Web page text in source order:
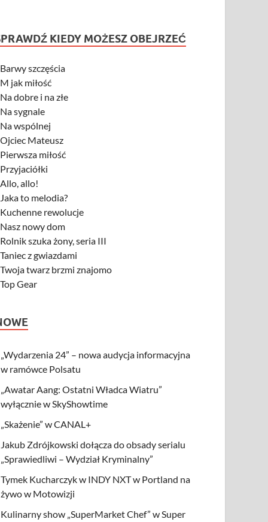
KIEDY MOŻESZ OBEJRZEĆ
Barwy szczęścia
M jak miłość
Na dobre i na złe
Na sygnale
Na wspólnej
Ojciec Mateusz
Pierwsza miłość
Przyjaciółki
Allo, allo!
Jaka to melodia?
Kuchenne rewolucje
Nasz nowy dom
Rolnik szuka żony, seria III
Taniec z gwiazdami
Twoja twarz brzmi znajomo
Top Gear
„Wydarzenia 24” – nowa audycja informacyjna
w ramówce Polsatu
„Awatar Aang: Ostatni Władca Wiatru”
wyłącznie w SkyShowtime
„Skażenie” w CANAL+
Jakub Zdrójkowski dołącza do obsady serialu
„Sprawiedliwi – Wydział Kryminalny”
Tymek Kucharczyk w INDY NXT w Portland na
żywo w Motowizji
Kulinarny show „SuperMarket Chef” w Super